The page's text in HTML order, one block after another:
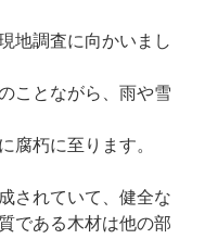
地調査に向かいまし
ことながら、雨や雪
腐朽に至ります。
されていて、健全な
である木材は他の部